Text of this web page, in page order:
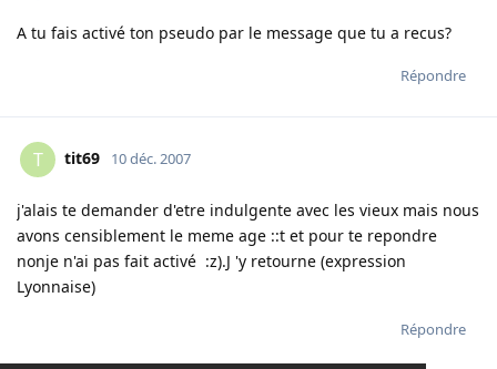
A tu fais activé ton pseudo par le message que tu a recus?
Répondre
T tit69 10 déc. 2007
j'alais te demander d'etre indulgente avec les vieux mais nous
avons censiblement le meme age ::t et pour te repondre
nonje n'ai pas fait activé :z).J 'y retourne (expression
Lyonnaise)
Répondre